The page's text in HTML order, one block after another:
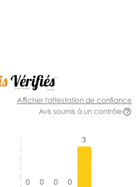
Afficher l'attestation de confiance
Avis soumis à un contrôle
0 0 0 0
3